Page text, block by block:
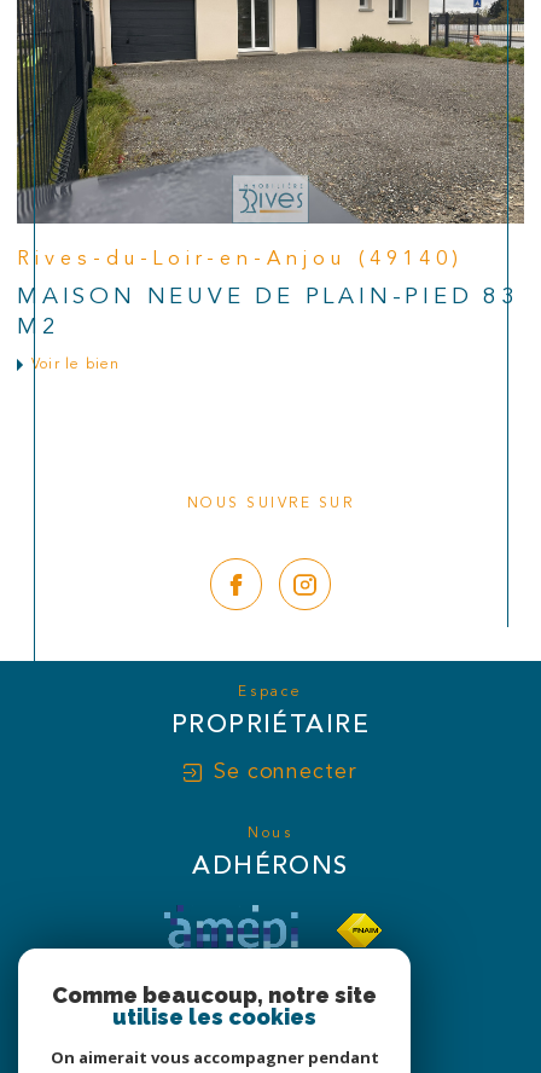
Rives-du-Loir-en-Anjou (49140)
MAISON NEUVE DE PLAIN-PIED 83
M2
Voir le bien
NOUS SUIVRE SUR
Espace
PROPRIÉTAIRE
Se connecter
Nous
ADHÉRONS
Comme beaucoup, notre site
utilise les cookies
On aimerait vous accompagner pendant